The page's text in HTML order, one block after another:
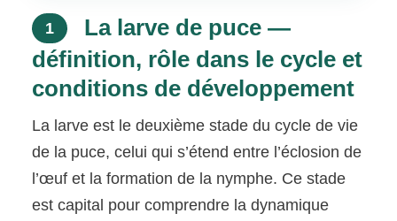
1
La larve de puce —
définition, rôle dans le cycle et
conditions de développement
La larve est le deuxième stade du cycle de vie
de la puce, celui qui s’étend entre l’éclosion de
l’œuf et la formation de la nymphe. Ce stade
est capital pour comprendre la dynamique